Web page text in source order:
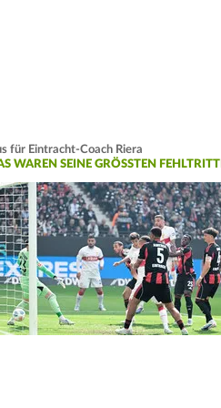
für Eintracht-Coach Riera
WAREN SEINE GRÖSSTEN FEHLTRITTE